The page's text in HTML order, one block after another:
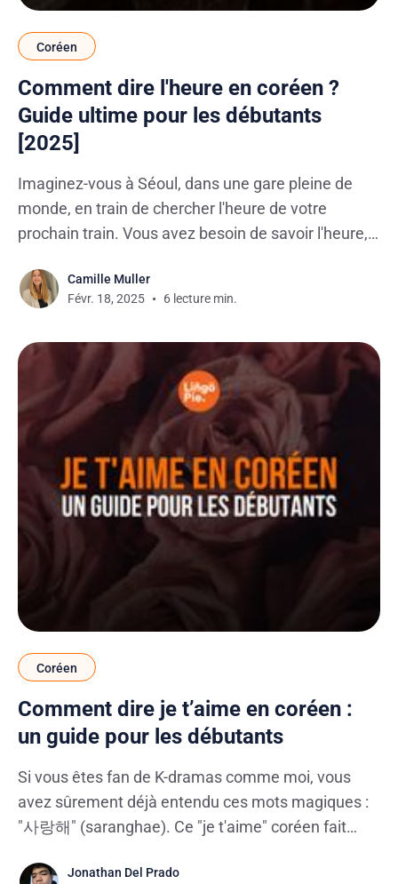
Coréen
Comment dire l'heure en coréen ?
Guide ultime pour les débutants
[2025]
Imaginez-vous à Séoul, dans une gare pleine de
monde, en train de chercher l'heure de votre
prochain train. Vous avez besoin de savoir l'heure,
coréen ! Comment demander l’heure et
comprendre les réponses quand on débute en
Camille Muller
Févr. 18, 2025
6 lecture min.
Coréen
Comment dire je t’aime en coréen :
un guide pour les débutants
Si vous êtes fan de K-dramas comme moi, vous
avez sûrement déjà entendu ces mots magiques :
"사랑해" (saranghae). Ce "je t'aime" coréen fait
ce soit dans "Crash Landing on You" ou
Jonathan Del Prado